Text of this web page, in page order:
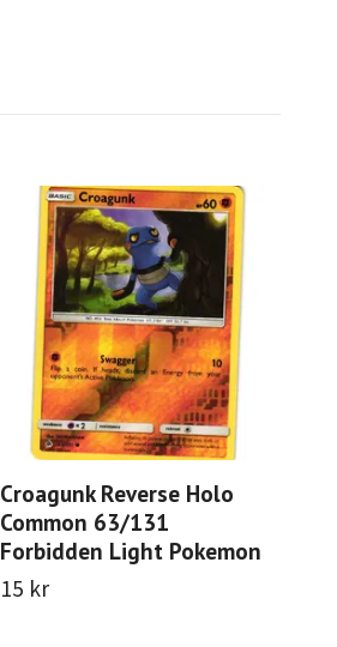
Croagunk Reverse Holo
Common 63/131
Forbidden Light Pokemon
15 kr